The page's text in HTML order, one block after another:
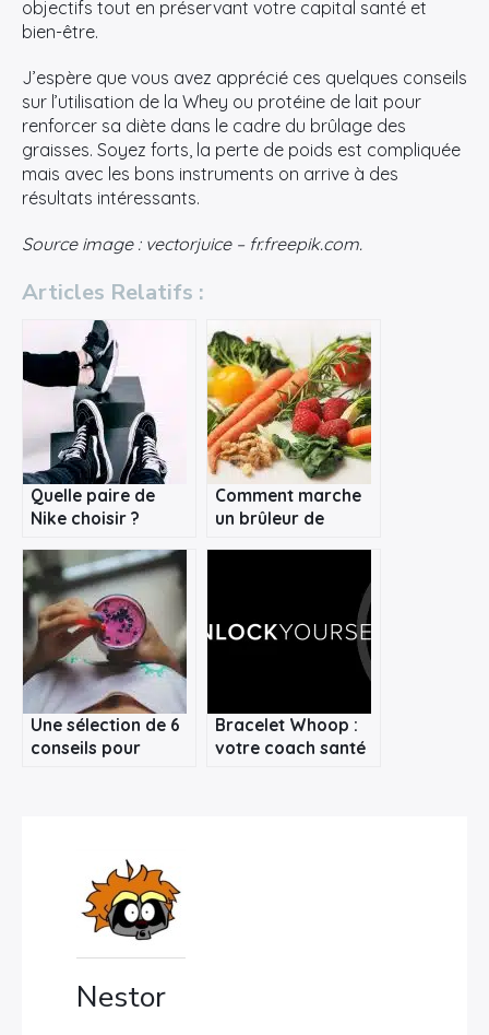
objectifs tout en préservant votre capital santé et
bien-être.
J’espère que vous avez apprécié ces quelques conseils
sur l’utilisation de la Whey ou protéine de lait pour
renforcer sa diète dans le cadre du brûlage des
graisses. Soyez forts, la perte de poids est compliquée
mais avec les bons instruments on arrive à des
résultats intéressants.
Source image : vectorjuice – fr.freepik.com.
Articles Relatifs :
Quelle paire de
Nike choisir ?
Comment marche
un brûleur de
Une sélection de 6
conseils pour
Bracelet Whoop :
votre coach santé
Nestor